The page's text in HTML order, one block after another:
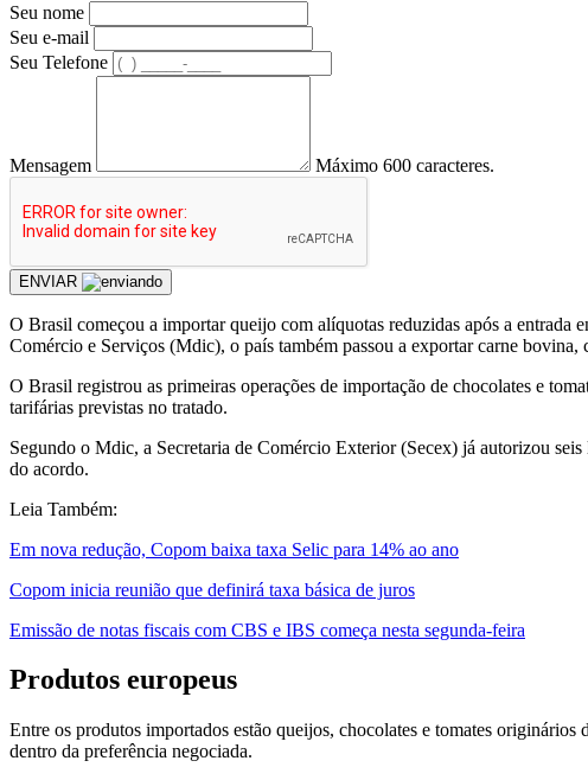
Seu nome
Seu e-mail
Seu Telefone
Mensagem Máximo 600 caracteres.
ENVIAR
O Brasil começou a importar queijo com alíquotas reduzidas após a
Comércio e Serviços (Mdic), o país também passou a exportar carne bovina,
O Brasil registrou as primeiras operações de importação de chocolates e
tarifárias previstas no tratado.
Segundo o Mdic, a Secretaria de Comércio Exterior (Secex) já autorizou
do acordo.
Leia Também:
Em nova redução, Copom baixa taxa Selic para 14% ao ano
Copom inicia reunião que definirá taxa básica de juros
Emissão de notas fiscais com CBS e IBS começa nesta segunda-feira
Produtos europeus
Entre os produtos importados estão queijos, chocolates e tomates
dentro da preferência negociada.